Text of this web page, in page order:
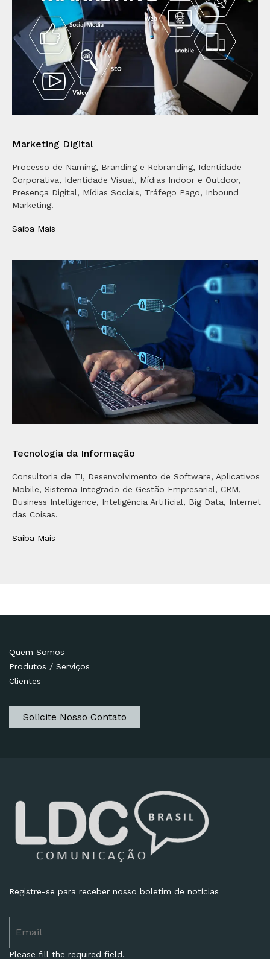
Marketing Digital
Processo de Naming, Branding e Rebranding, Identidade
Corporativa, Identidade Visual, Mídias Indoor e Outdoor,
Presença Digital, Mídias Sociais, Tráfego Pago, Inbound
Marketing.
Saiba Mais
Tecnologia da Informação
Consultoria de TI, Desenvolvimento de Software, Aplicativos
Mobile, Sistema Integrado de Gestão Empresarial, CRM,
Business Intelligence, Inteligência Artificial, Big Data, Internet
das Coisas.
Saiba Mais
Quem Somos
Produtos / Serviços
Clientes
Solicite Nosso Contato
Registre-se para receber nosso boletim de notícias
Please fill the required field.